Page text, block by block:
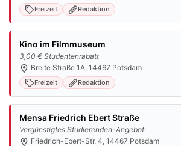
Freizeit Redaktion
Kino im Filmmuseum
3,00 € Studentenrabatt
Breite Straße 1A, 14467 Potsdam
Freizeit Redaktion
Mensa Friedrich Ebert Straße
Vergünstigtes Studierenden-Angebot
Friedrich-Ebert-Str. 4, 14467 Potsdam